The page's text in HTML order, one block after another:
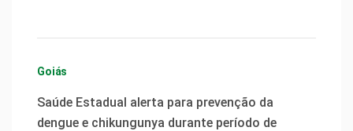
Goiás
Saúde Estadual alerta para prevenção da
dengue e chikungunya durante período de